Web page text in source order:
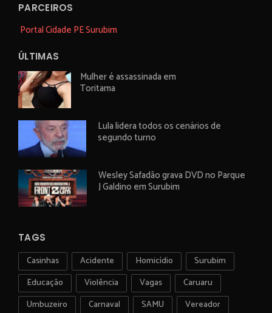
PARCEIROS
Portal Cidade PE Surubim
ÚLTIMAS
Mulher é assassinada em
Toritama
Lula lidera todos os cenários de
segundo turno
Wesley Safadão grava DVD no Parque
J Galdino em Surubim
TAGS
Casinhas Acidente Homicídio
Surubim
Educação
Violência Vagas
Caruaru
Umbuzeiro
Carnaval SAMU
Vereador